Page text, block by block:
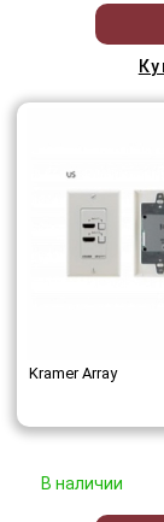
Kramer Array
В наличии